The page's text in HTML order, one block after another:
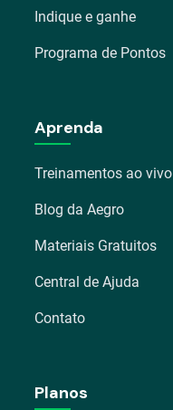
Indique e ganhe
Programa de Pontos
Aprenda
Treinamentos ao vivo
Blog da Aegro
Materiais Gratuitos
Central de Ajuda
Contato
Planos